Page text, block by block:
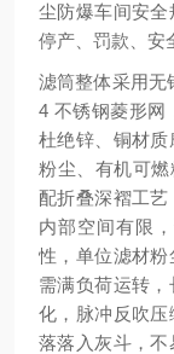
尘防爆车间安
停产、罚款、安
滤筒整体采用无
4 不锈钢菱形网
杜绝锌、铜材
粉尘、有机可
配折叠深褶工
内部空间有限
性，单位滤材
需满负荷运转，
化，脉冲反吹
落落入灰斗，